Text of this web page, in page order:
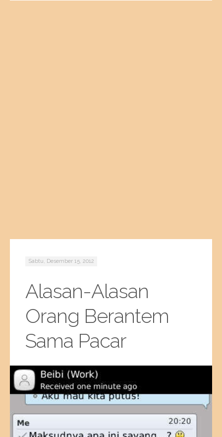
Sabtu, Desember 15, 2012
Alasan-Alasan
Orang Berantem
Sama Pacar